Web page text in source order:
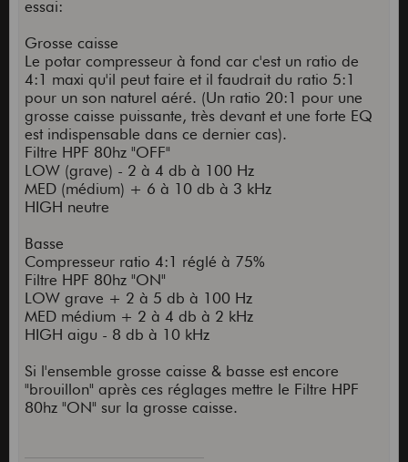
essai:
Grosse caisse
Le potar compresseur à fond car c'est un ratio de
4:1 maxi qu'il peut faire et il faudrait du ratio 5:1
pour un son naturel aéré. (Un ratio 20:1 pour une
grosse caisse puissante, très devant et une forte EQ
est indispensable dans ce dernier cas).
Filtre HPF 80hz "OFF"
LOW (grave) - 2 à 4 db à 100 Hz
MED (médium) + 6 à 10 db à 3 kHz
HIGH neutre
Basse
Compresseur ratio 4:1 réglé à 75%
Filtre HPF 80hz "ON"
LOW grave + 2 à 5 db à 100 Hz
MED médium + 2 à 4 db à 2 kHz
HIGH aigu - 8 db à 10 kHz
Si l'ensemble grosse caisse & basse est encore
"brouillon" après ces réglages mettre le Filtre HPF
80hz "ON" sur la grosse caisse.